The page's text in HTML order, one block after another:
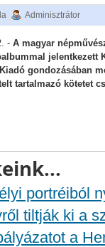
Adminisztrátor
- A magyar
jelentkezett
gondozásában
tartalmazó kötetet
portréiból
tiltják ki a
a